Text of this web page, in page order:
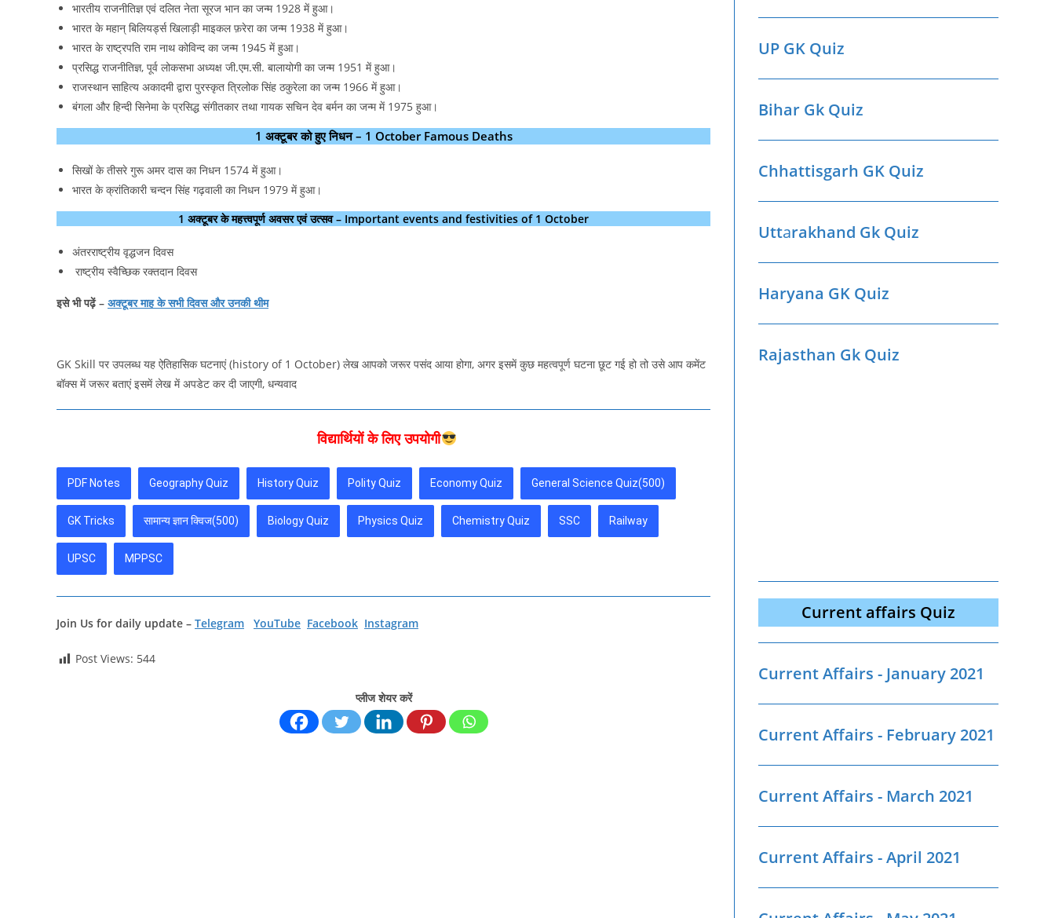
भारतीय राजनीतिज्ञ एवं दलित नेता सूरज भान का जन्म 1928 में हुआ।
भारत के महान् बिलियर्ड्स खिलाड़ी माइकल फ़रेरा का जन्म 1938 में हुआ।
भारत के राष्ट्रपति राम नाथ कोविन्द का जन्म 1945 में हुआ।
प्रसिद्ध राजनीतिज्ञ, पूर्व लोकसभा अध्यक्ष जी.एम.सी. बालायोगी का जन्म 1951 में हुआ।
राजस्थान साहित्य अकादमी द्वारा पुरस्कृत त्रिलोक सिंह ठकुरेला का जन्म 1966 में हुआ।
बंगला और हिन्दी सिनेमा के प्रसिद्ध संगीतकार तथा गायक सचिन देव बर्मन का जन्म में 1975 हुआ।
1 अक्टूबर को हुए निधन – 1 October Famous Deaths
सिखों के तीसरे गुरू अमर दास का निधन 1574 में हुआ।
भारत के क्रांतिकारी चन्दन सिंह गढ़वाली का निधन 1979 में हुआ।
1 अक्टूबर के महत्त्वपूर्ण अवसर एवं उत्सव – Important events and festivities of 1 October
अंतरराष्ट्रीय वृद्धजन दिवस
राष्ट्रीय स्वैच्छिक रक्तदान दिवस
इसे भी पढ़ें – अक्टूबर माह के सभी दिवस और उनकी थीम
GK Skill पर उपलब्ध यह ऐतिहासिक घटनाएं (history of 1 October) लेख आपको जरूर पसंद आया होगा, अगर इसमें कुछ महत्वपूर्ण घटना छूट गई हो तो उसे आप कमेंट
बॉक्स में जरूर बताएं इसमें लेख में अपडेट कर दी जाएगी, धन्यवाद
विद्यार्थियों के लिए उपयोगी
PDF Notes Geography Quiz History Quiz Polity Quiz Economy Quiz General Science Quiz(500)
GK Tricks सामान्य ज्ञान क्विज(500) Biology Quiz Physics Quiz Chemistry Quiz SSC Railway
UPSC MPPSC
Join Us for daily update – Telegram YouTube Facebook Instagram
Post Views: 544
प्लीज शेयर करें
UP GK Quiz
Bihar Gk Quiz
Chhattisgarh GK Quiz
Uttarakhand Gk Quiz
Haryana GK Quiz
Rajasthan Gk Quiz
Current affairs Quiz
Current Affairs - January 2021
Current Affairs - February 2021
Current Affairs - March 2021
Current Affairs - April 2021